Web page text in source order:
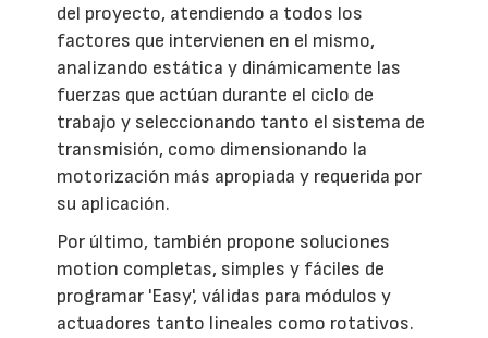
del proyecto, atendiendo a todos los
factores que intervienen en el mismo,
analizando estática y dinámicamente las
fuerzas que actúan durante el ciclo de
trabajo y seleccionando tanto el sistema de
transmisión, como dimensionando la
motorización más apropiada y requerida por
su aplicación.
Por último, también propone soluciones
motion completas, simples y fáciles de
programar 'Easy', válidas para módulos y
actuadores tanto lineales como rotativos.